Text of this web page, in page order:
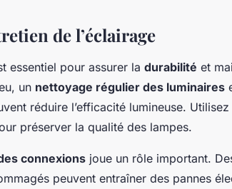
de l’éclairage
essentiel pour assurer la durabilité et
un nettoyage régulier des luminaires
réduire l’efficacité lumineuse.
préserver la qualité des lampes.
connexions joue un rôle important.
peuvent entraîner des pannes